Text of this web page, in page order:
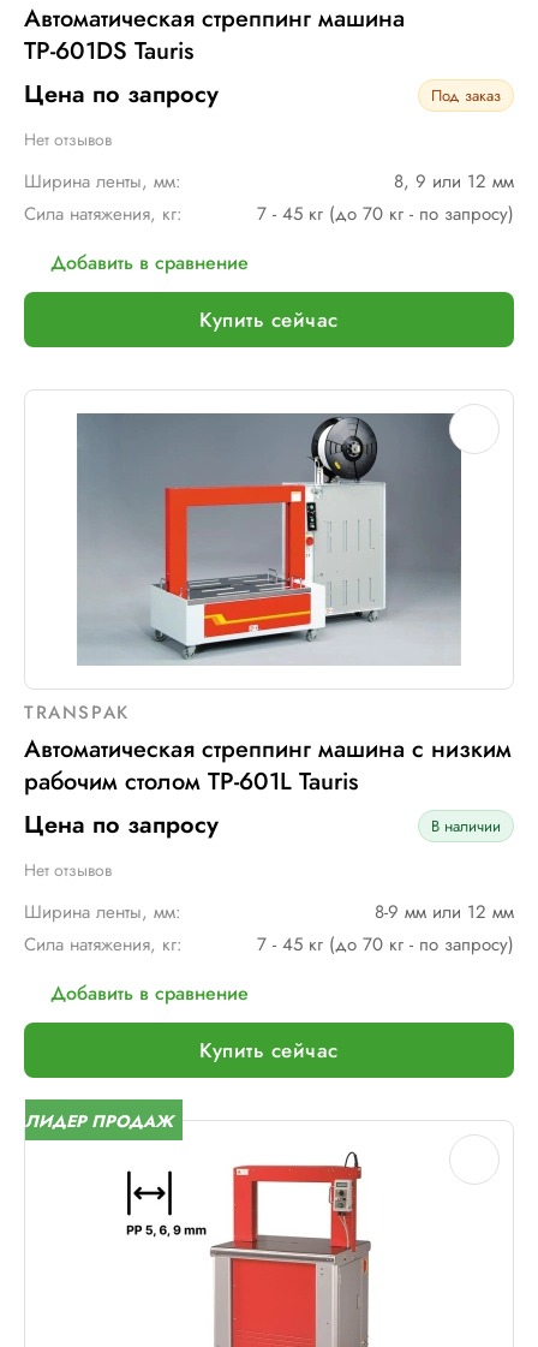
Автоматическая стреппинг машина
ТР-601DS Tauris
Цена по запросу
Под заказ
Нет отзывов
Ширина ленты, мм:
8, 9 или 12 мм
Сила натяжения, кг:
7 - 45 кг (до 70 кг - по запросу)
Добавить в сравнение
Купить сейчас
TRANSPAK
Автоматическая стреппинг машина с низким
рабочим столом ТР-601L Tauris
Цена по запросу
В наличии
Нет отзывов
Ширина ленты, мм:
8-9 мм или 12 мм
Сила натяжения, кг:
7 - 45 кг (до 70 кг - по запросу)
Добавить в сравнение
Купить сейчас
ЛИДЕР ПРОДАЖ